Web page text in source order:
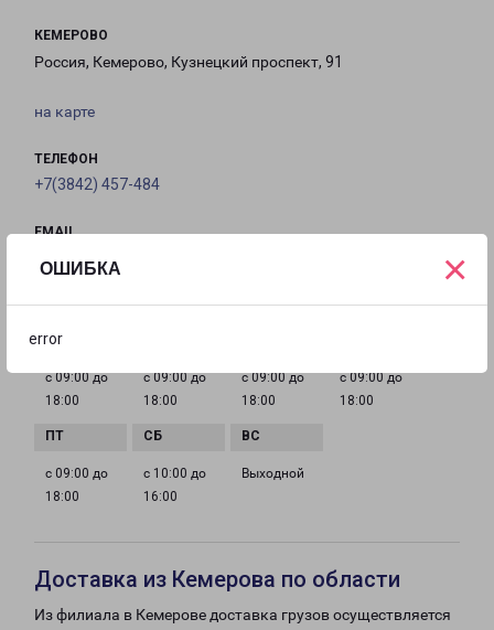
ОШИБКА
error
×
КЕМЕРОВО
Россия, Кемерово, Кузнецкий проспект, 91
на карте
ТЕЛЕФОН
+7(3842) 457-484
EMAIL
kemerovo@pecom.ru
ГРАФИК РАБОТЫ
с 09:00 до
18:00
с 09:00 до
18:00
с 09:00 до
18:00
с 09:00 до
18:00
с 09:00 до
18:00
с 10:00 до
16:00
Выходной
Доставка из Кемерова по области
Из филиала в Кемерове доставка грузов осуществляется